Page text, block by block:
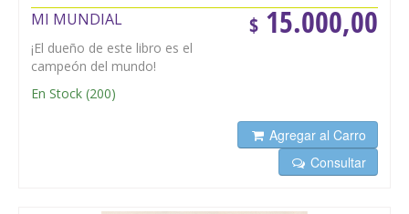
$ 15.000,00
MI MUNDIAL
¡El dueño de este libro es el
campeón del mundo!
En Stock (200)
Agregar al Carro
Consultar